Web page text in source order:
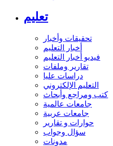
تعليم
تحقيقات وأخبار
أخبار التعليم
فيديو أخبار التعليم
تقارير وملفات
دراسات عليا
التعليم الإلكتروني
كتب ومراجع وأبحاث
جامعات عالمية
جامعات عربية
حوارات و تقارير
سؤال وجواب
مدونات